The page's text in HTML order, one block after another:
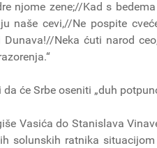
njome zene;//Kad s
naše cevi,//Ne pospite
Neka ćuti narod
će Srbe oseniti „duh
Vasića do Stanislava
solunskih ratnika